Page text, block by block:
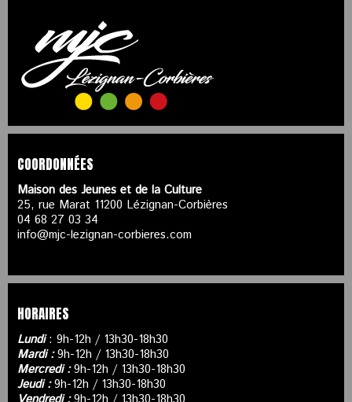
COORDONNÉES
Maison des Jeunes et de la Culture
25, rue Marat 11200 Lézignan-Corbières
04 68 27 03 34
info@mjc-lezignan-corbieres.com
HORAIRES
Lundi: 9h-12h / 13h30-18h30
Mardi :9h-12h / 13h30-18h30
Mercredi :9h-12h / 13h30-18h30
Jeudi :9h-12h / 13h30-18h30